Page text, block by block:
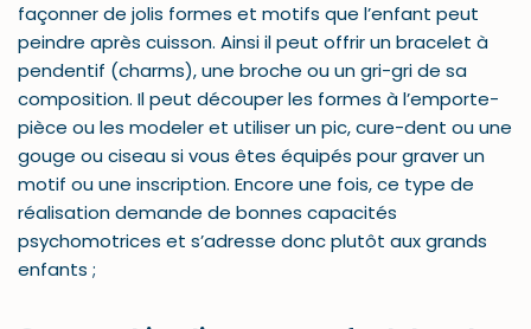
façonner de jolis formes et motifs que l’enfant peut
peindre après cuisson. Ainsi il peut offrir un bracelet à
pendentif (charms), une broche ou un gri-gri de sa
composition. Il peut découper les formes à l’emporte-
pièce ou les modeler et utiliser un pic, cure-dent ou une
gouge ou ciseau si vous êtes équipés pour graver un
motif ou une inscription. Encore une fois, ce type de
réalisation demande de bonnes capacités
psychomotrices et s’adresse donc plutôt aux grands
enfants ;